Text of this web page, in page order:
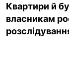
Квартири й
власникам